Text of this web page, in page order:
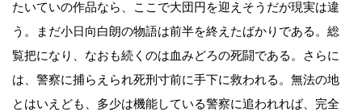
たいていの作品なら、ここで大団円を迎えそうだが現実は違
う。まだ小日向白朗の物語は前半を終えたばかりである。総
覧把になり、なおも続くのは血みどろの死闘である。さらに
は、警察に捕らえられ死刑寸前に手下に救われる。無法の地
とはいえども、多少は機能している警察に追われれば、完全